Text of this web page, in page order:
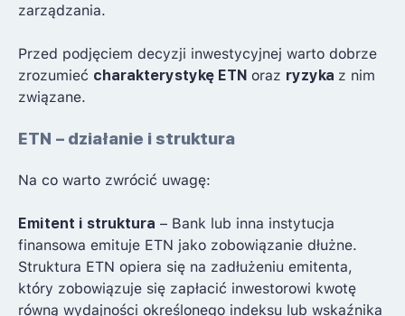
zarządzania.
Przed podjęciem decyzji inwestycyjnej warto dobrze
zrozumieć charakterystykę ETN oraz ryzyka z nim
związane.
ETN – działanie i struktura
Na co warto zwrócić uwagę:
Emitent i struktura – Bank lub inna instytucja
finansowa emituje ETN jako zobowiązanie dłużne.
Struktura ETN opiera się na zadłużeniu emitenta,
który zobowiązuje się zapłacić inwestorowi kwotę
równą wydajności określonego indeksu lub wskaźnika